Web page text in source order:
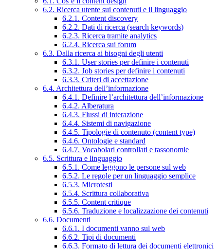
6.2. Ricerca utente sui contenuti e il linguaggio
6.2.1. Content discovery
6.2.2. Dati di ricerca (search keywords)
6.2.3. Ricerca tramite analytics
6.2.4. Ricerca sui forum
6.3. Dalla ricerca ai bisogni degli utenti
6.3.1. User stories per definire i contenuti
6.3.2. Job stories per definire i contenuti
6.3.3. Criteri di accettazione
6.4. Architettura dell’informazione
6.4.1. Definire l’architettura dell’informazione
6.4.2. Alberatura
6.4.3. Flussi di interazione
6.4.4. Sistemi di navigazione
6.4.5. Tipologie di contenuto (content type)
6.4.6. Ontologie e standard
6.4.7. Vocabolari controllati e tassonomie
6.5. Scrittura e linguaggio
6.5.1. Come leggono le persone sul web
6.5.2. Le regole per un linguaggio semplice
6.5.3. Microtesti
6.5.4. Scrittura collaborativa
6.5.5. Content critique
6.5.6. Traduzione e localizzazione dei contenuti
6.6. Documenti
6.6.1. I documenti vanno sul web
6.6.2. Tipi di documenti
6.6.3. Formato di lettura dei documenti elettronici